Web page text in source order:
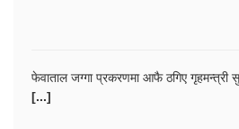
फेवाताल जग्गा प्रकरणमा आफै ठगिए
[...]